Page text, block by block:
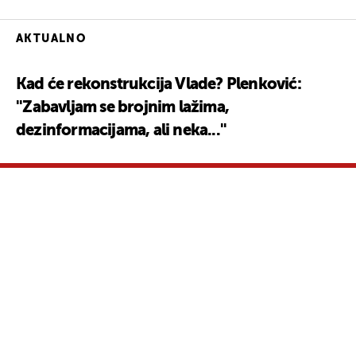
AKTUALNO
Kad će rekonstrukcija Vlade? Plenković:
''Zabavljam se brojnim lažima,
dezinformacijama, ali neka...''